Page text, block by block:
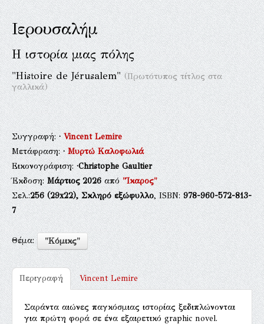
Ιερουσαλήμ
Η ιστορία μιας πόλης
"Ηistoire de Jérusalem"(Πρωτότυπος τίτλος στα
γαλλικά)
Συγγραφή:·Vincent Lemire
Μετάφραση:·Μυρτώ Καλοφωλιά
Εικονογράφιση:·Christophe Gaultier
Έκδοση:Μάρτιος 2026από"Ίκαρος"
Σελ.:256 (29x22), Σκληρό εξώφυλλο, ISBN:978-960-572-813-
7
Θέμα: "Κόμικς"
Περιγραφή Vincent Lemire
Σαράντα αιώνες παγκόσμιας ιστορίας ξεδιπλώνονται
για πρώτη φορά σε ένα εξαιρετικό graphic novel.